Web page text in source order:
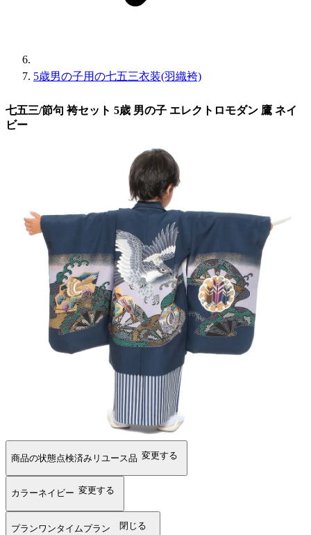
5歳男の子用の七五三衣装(羽織袴)
七五三/節句 袴セット 5歳 男の子 エレクトロモダン 鷹 ネイ
ビー
商品の状態点検済みリユース品 変更する
カラーネイビー 変更する
プランワンタイムプラン 閉じる